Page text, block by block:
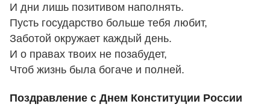
И дни лишь позитивом наполнять.
Пусть государство больше тебя любит,
Заботой окружает каждый день.
И о правах твоих не позабудет,
Чтоб жизнь была богаче и полней.
Поздравление с Днем Конституции России